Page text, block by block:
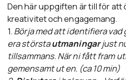
Den här uppgiften är till för att
kreativitet och engagemang.
1. Börja med att identifiera vad
era störstautmaningarjust
tillsammans. När ni fått fram
gemensamt ut en. (ca 10 min)